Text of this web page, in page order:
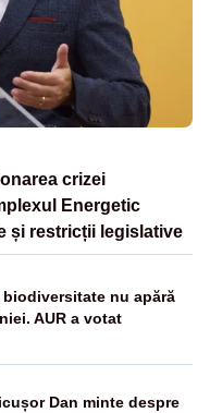
crizei
Energetic
și restricții legislative
nu apără
AUR a votat
Dan minte despre